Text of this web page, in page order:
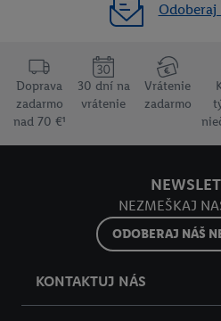
Odoberaj
Doprava
zadarmo
nad 70 €¹
30 dní na
vrátenie
Vrátenie
zadarmo
NEZMEŠKAJ
ODOBERAJ NÁŠ
KONTAKTUJ NÁS